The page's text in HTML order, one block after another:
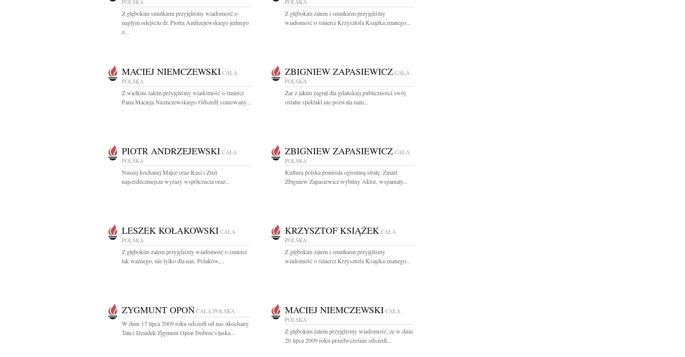
POLSKA
Z głębokim smutkiem przyjęliśmy wiadomość o
nagłym odejściu dr. Piotra Andrzejewskiego jednego
z...
POLSKA
Z głębokim żalem i smutkiem przyjęliśmy
wiadomość o śmierci Krzysztofa Książka znanego...
MACIEJ NIEMCZEWSKI CAŁA
POLSKA
Z wielkim żalem przyjęliśmy wiadomość o śmierci
Pana Macieja Niemczewskiego Odszedł szanowany...
ZBIGNIEW ZAPASIEWICZ CAŁA
POLSKA
Żar z jakim zagrał dla gdańskiej publiczności swój
ostatni spektakl nie pozwala nam...
PIOTR ANDRZEJEWSKI CAŁA
POLSKA
Naszej kochanej Majce oraz Kasi i Zuzi
najserdeczniejsze wyrazy współczucia oraz...
ZBIGNIEW ZAPASIEWICZ CAŁA
POLSKA
Kultura polska poniosła ogromną stratę. Zmarł
Zbigniew Zapasiewicz wybitny Aktor, wspaniały...
LESZEK KOŁAKOWSKI CAŁA
POLSKA
Z głębokim żalem przyjęliśmy wiadomość o śmierci
tak ważnego, nie tylko dla nas, Polaków,...
KRZYSZTOF KSIĄŻEK CAŁA
POLSKA
Z głębokim żalem i smutkiem przyjęliśmy
wiadomość o śmierci Krzysztofa Książka znanego...
ZYGMUNT OPOŃ CAŁA POLSKA
W dniu 17 lipca 2009 roku odszedł od nas ukochany
Tata i Dziadek Zygmunt Opoń Dobroć i łaska...
MACIEJ NIEMCZEWSKI CAŁA
POLSKA
Z głębokim żalem przyjęliśmy wiadomość, że w dniu
20 lipca 2009 roku przedwcześnie odszedł...